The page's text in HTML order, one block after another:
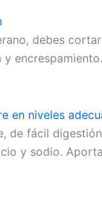
debes
en niveles
de fácil
y sodio.